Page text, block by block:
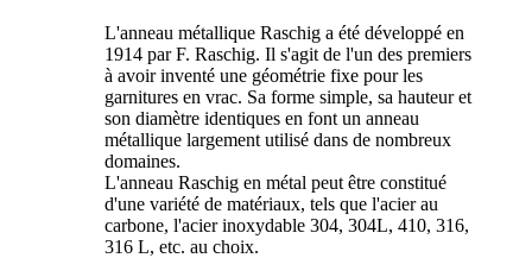
L'anneau métallique Raschig a été développé en
1914 par F. Raschig. Il s'agit de l'un des premiers
à avoir inventé une géométrie fixe pour les
garnitures en vrac. Sa forme simple, sa hauteur et
son diamètre identiques en font un anneau
métallique largement utilisé dans de nombreux
domaines.
L'anneau Raschig en métal peut être constitué
d'une variété de matériaux, tels que l'acier au
carbone, l'acier inoxydable 304, 304L, 410, 316,
316 L, etc. au choix.